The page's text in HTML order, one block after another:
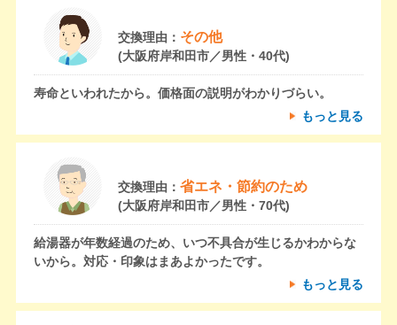
交換理由： その他
(大阪府岸和田市／男性・40代)
寿命といわれたから。価格面の説明がわかりづらい。
もっと見る
交換理由： 省エネ・節約のため
(大阪府岸和田市／男性・70代)
給湯器が年数経過のため、いつ不具合が生じるかわからな
いから。対応・印象はまあよかったです。
もっと見る